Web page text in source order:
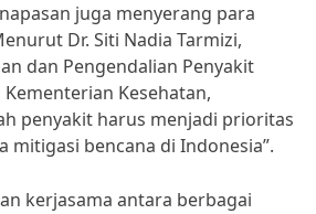
juga menyerang para
Dr. Siti Nadia Tarmizi,
dan Pengendalian Penyakit
Kesehatan,
penyakit harus menjadi prioritas
mitigasi bencana di Indonesia”.
kerjasama antara berbagai